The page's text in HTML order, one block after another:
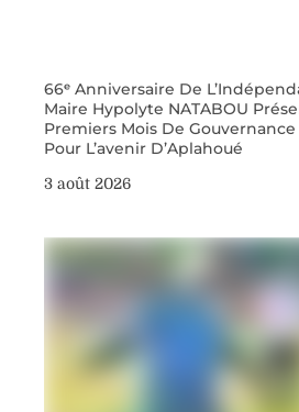
66ᵉ Anniversaire De
Maire Hypolyte NATABOU
Premiers Mois De
Pour L’avenir D’Aplahoué
3 août 2026